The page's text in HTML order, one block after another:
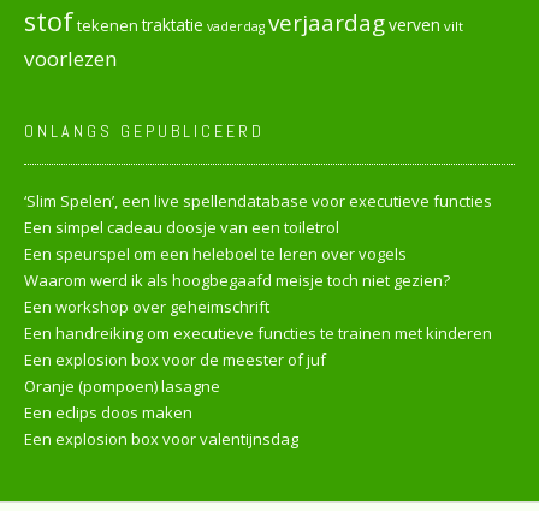
stoftekenen traktatie vaderdag verjaardagverven vilt
voorlezen
ONLANGS GEPUBLICEERD
‘Slim Spelen’, een live spellendatabase voor executieve functies
Een simpel cadeau doosje van een toiletrol
Een speurspel om een heleboel te leren over vogels
Waarom werd ik als hoogbegaafd meisje toch niet gezien?
Een workshop over geheimschrift
Een handreiking om executieve functies te trainen met kinderen
Een explosion box voor de meester of juf
Oranje (pompoen) lasagne
Een eclips doos maken
Een explosion box voor valentijnsdag